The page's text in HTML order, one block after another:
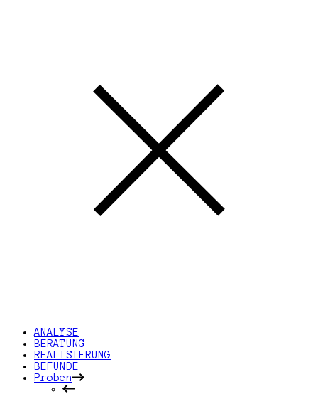
ANALYSE
BERATUNG
REALISIERUNG
BEFUNDE
Proben